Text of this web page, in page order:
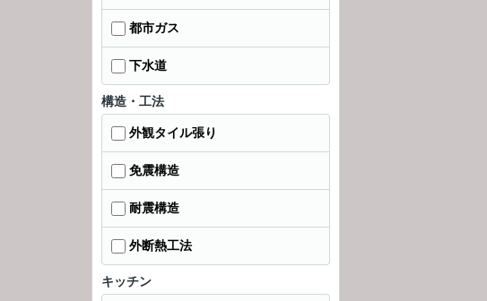
都市ガス
下水道
構造・工法
外観タイル張り
免震構造
耐震構造
外断熱工法
キッチン